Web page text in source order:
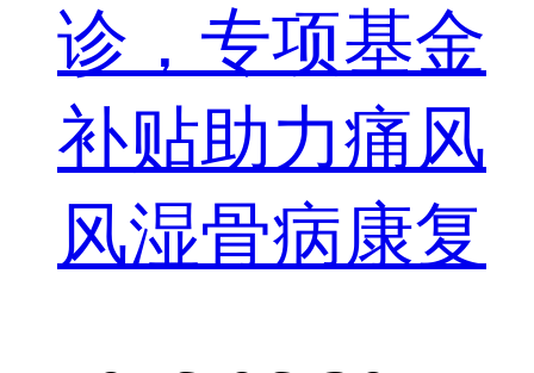
诊，专项基金
补贴助力痛风
风湿骨病康复